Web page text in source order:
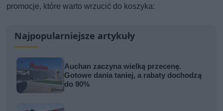
promocje, które warto wrzucić do koszyka:
Najpopularniejsze artykuły
Auchan zaczyna wielką przecenę.
Gotowe dania taniej, a rabaty dochodzą
do 90%